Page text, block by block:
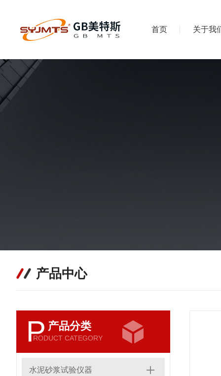
首页 关于我
产品中心
P 产品分类
RODUCT CATEGORY
水泥砂浆试验仪器